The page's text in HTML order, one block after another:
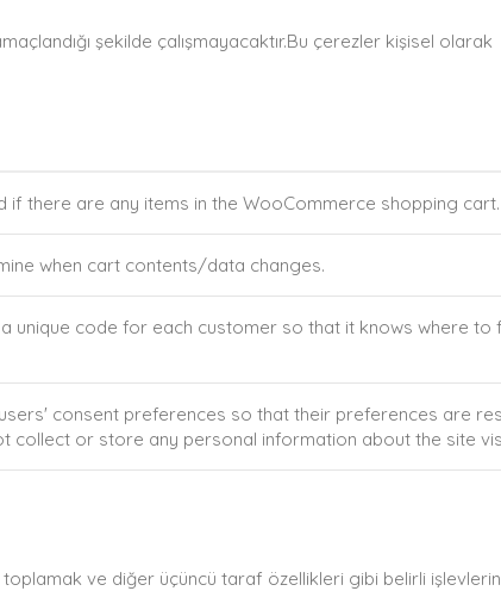
şekilde çalışmayacaktır.Bu çerezler kişisel olarak
there are any items in the WooCommerce shopping cart.
when cart contents/data changes.
unique code for each customer so that it knows where to
consent preferences so that their preferences are
collect or store any personal information about the site
ve diğer üçüncü taraf özellikleri gibi belirli işlevlerin